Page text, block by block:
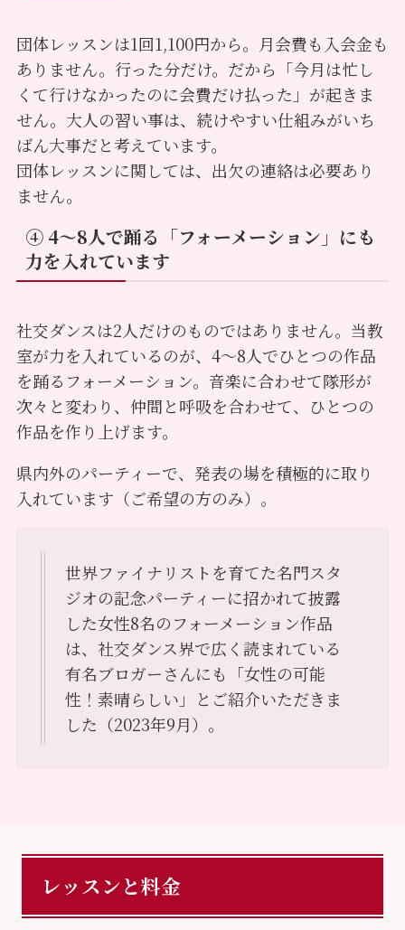
団体レッスンは1回1,100円から。月会費も入会金も
ありません。行った分だけ。だから「今月は忙し
くて行けなかったのに会費だけ払った」が起きま
せん。大人の習い事は、続けやすい仕組みがいち
ばん大事だと考えています。
団体レッスンに関しては、出欠の連絡は必要あり
ません。
④ 4〜8人で踊る「フォーメーション」にも
力を入れています
社交ダンスは2人だけのものではありません。当教
室が力を入れているのが、4〜8人でひとつの作品
を踊るフォーメーション。音楽に合わせて隊形が
次々と変わり、仲間と呼吸を合わせて、ひとつの
作品を作り上げます。
県内外のパーティーで、発表の場を積極的に取り
入れています（ご希望の方のみ）。
世界ファイナリストを育てた名門スタ
ジオの記念パーティーに招かれて披露
した女性8名のフォーメーション作品
は、社交ダンス界で広く読まれている
有名ブロガーさんにも「女性の可能
性！素晴らしい」とご紹介いただきま
した（2023年9月）。
レッスンと料金